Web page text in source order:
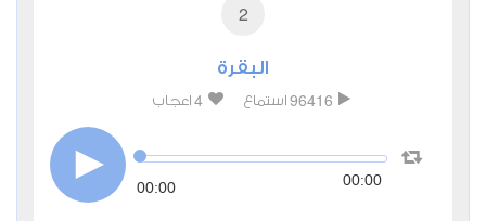
2
البقرة
96416 استماع 4 اعجاب
00:00 00:00